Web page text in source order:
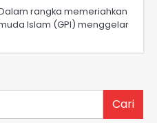
rangka memeriahkan
Islam (GPI) menggelar
Cari